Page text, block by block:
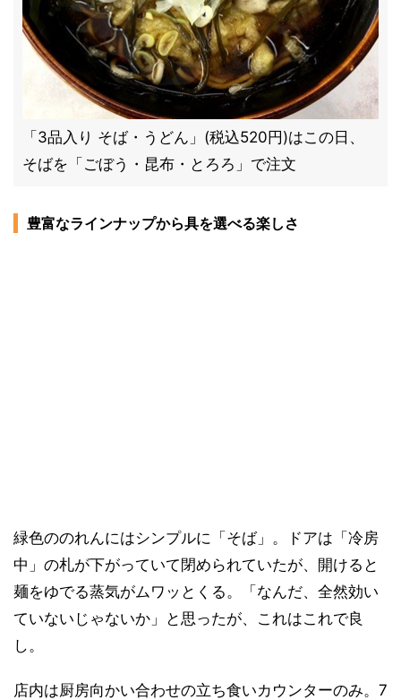
「3品入り そば・うどん」(税込520円)はこの日、
そばを「ごぼう・昆布・とろろ」で注文
豊富なラインナップから具を選べる楽しさ
緑色ののれんにはシンプルに「そば」。ドアは「冷房
中」の札が下がっていて閉められていたが、開けると
麺をゆでる蒸気がムワッとくる。「なんだ、全然効い
ていないじゃないか」と思ったが、これはこれで良
し。
店内は厨房向かい合わせの立ち食いカウンターのみ。7